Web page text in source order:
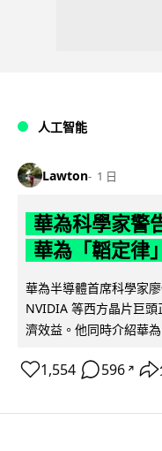
人工智能
Lawton 1 日
華為科學家警
華為「韜定律
華為半導體首席科學家
NVIDIA 等西方晶片巨
濟效益。他同時介紹華
1,554 596 ↗